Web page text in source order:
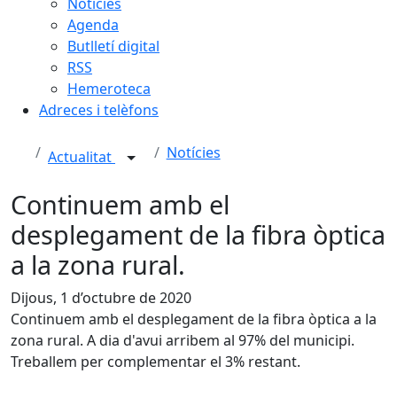
Agenda
Butlletí digital
RSS
Hemeroteca
Adreces i telèfons
Actualitat Notícies
Continuem amb el
desplegament de la fibra òptica
a la zona rural.
Dijous, 1 d’octubre de 2020
Continuem amb el desplegament de la fibra òptica a la
zona rural. A dia d'avui arribem al 97% del municipi.
Treballem per complementar el 3% restant.